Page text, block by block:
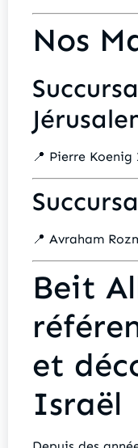
Nos
📍 Pierre
📍 Avraham
Beit
et
Israël